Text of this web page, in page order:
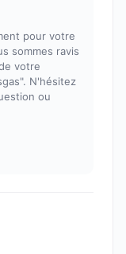
pour votre
sommes ravis
votre
N'hésitez
ou